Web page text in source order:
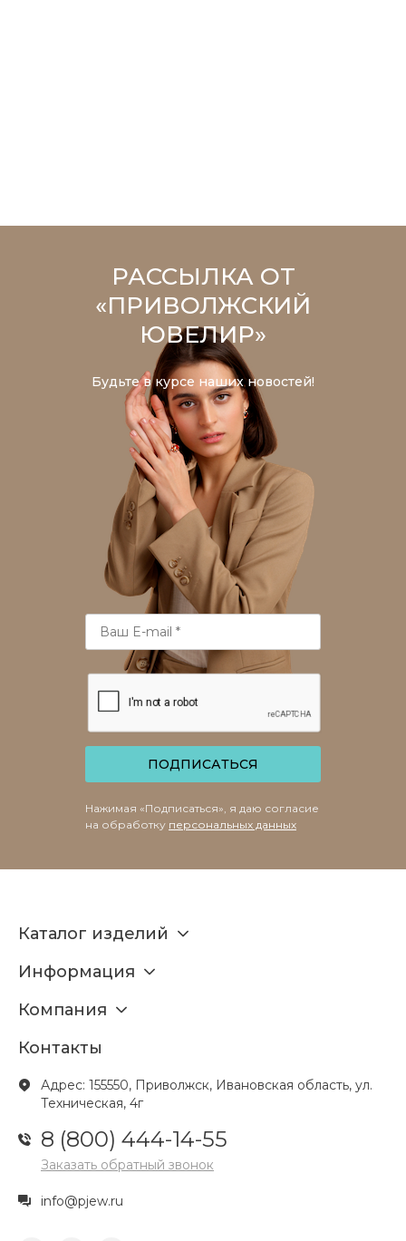
РАССЫЛКА ОТ
«ПРИВОЛЖСКИЙ
ЮВЕЛИР»
Будьте в курсе наших новостей!
ПОДПИСАТЬСЯ
Нажимая «Подписаться», я даю согласие
на обработку персональных данных
Каталог изделий
Информация
Компания
Контакты
Адрес: 155550, Приволжск, Ивановская область, ул.
Техническая, 4г
8 (800) 444-14-55
Заказать обратный звонок
info@pjew.ru